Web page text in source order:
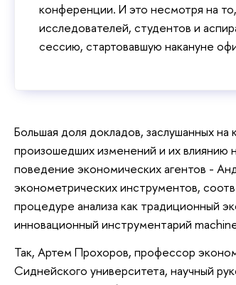
конференции. И это несмотря на
исследователей, студентов и
сессию, стартовавшую накануне
Большая доля докладов, заслушанных
произошедших изменений и их влиянию
поведение экономических агентов -
эконометрических инструментов,
процедуре анализа как традиционный
инновационный инструментарий
Так, Артем Прохоров, профессор
Сиднейского университета, научный